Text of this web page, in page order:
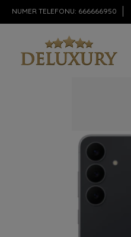
NUMER TELEFONU: 666666950